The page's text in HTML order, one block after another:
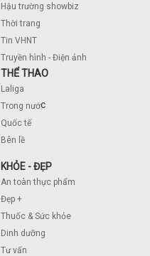
Hậu trường showbiz
Thời trang
Tin VHNT
Truyền hình - Điện ảnh
THỂ THAO
Laliga
Trong nước
Quốc tế
Bên lề
KHỎE - ĐẸP
An toàn thực phẩm
Đẹp +
Thuốc & Sức khỏe
Dinh dưỡng
Tư vấn